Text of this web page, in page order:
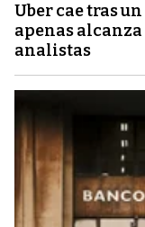
Uber cae tras
apenas
analistas